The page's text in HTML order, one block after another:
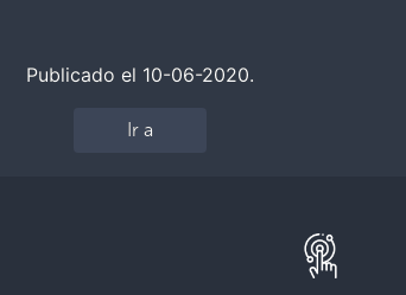
Publicado el 10-06-2020.
Ir a